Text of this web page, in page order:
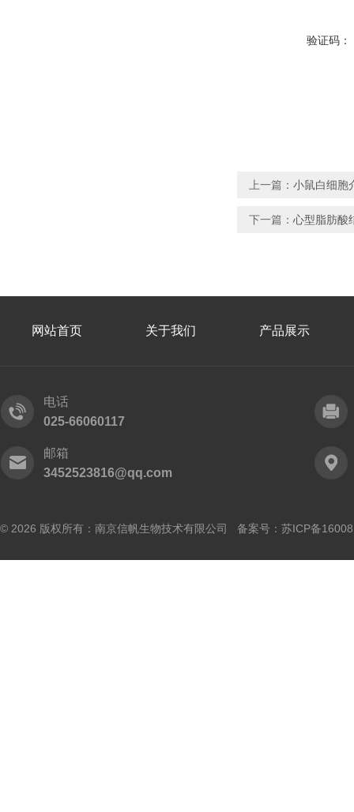
验证码：
上一篇： 小鼠白细胞
下一篇： 心型脂肪酸
网站首页 关于我们 产品展示
电话
025-66060117
邮箱
3452523816@qq.com
© 2026 版权所有：南京信帆生物技术有限公司 备案号： 苏ICP备